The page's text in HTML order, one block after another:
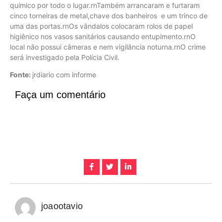
químico por todo o lugar.rnTambém arrancaram e furtaram
cinco torneiras de metal,chave dos banheiros e um trinco de
uma das portas.rnOs vândalos colocaram rolos de papel
higiênico nos vasos sanitários causando entupimento.rnO
local não possui câmeras e nem vigilância noturna.rnO crime
será investigado pela Polícia Civil.
Fonte: jrdiario com informe
Faça um comentário
joaootavio